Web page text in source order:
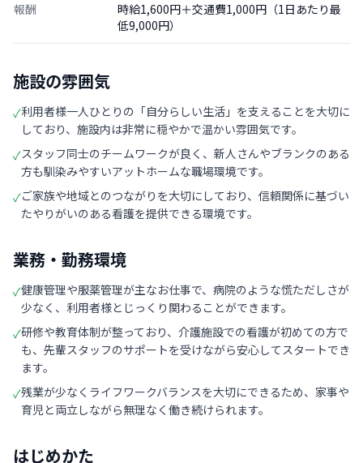
報酬
時給1,600円＋交通費1,000円（1日あたり最
低9,000円）
施設の雰囲気
✓利用者様一人ひとりの「自分らしい生活」を支えることを大切に
しており、施設内は非常に穏やかで温かい雰囲気です。
✓スタッフ同士のチームワークが良く、新人さんやブランクのある
方も馴染みやすいアットホームな職場環境です。
✓ご家族や地域とのつながりを大切にしており、信頼関係に基づい
たやりがいのある看護を提供できる環境です。
業務・勤務環境
✓健康管理や服薬管理が主なお仕事で、病院のような慌ただしさが
少なく、利用者様とじっくり関わることができます。
✓研修や教育体制が整っており、介護施設での看護が初めての方で
も、先輩スタッフのサポートを受けながら安心してスタートでき
ます。
✓残業が少なくライフワークバランスを大切にできるため、家事や
育児と両立しながら無理なく働き続けられます。
はじめかた